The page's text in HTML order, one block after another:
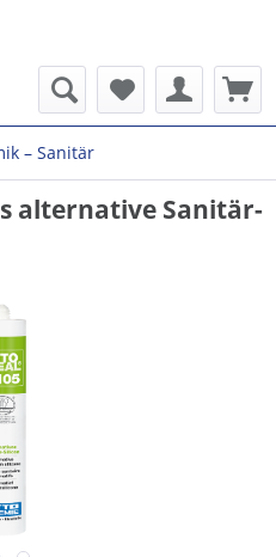
– Sanitär
alternative Sanitär-